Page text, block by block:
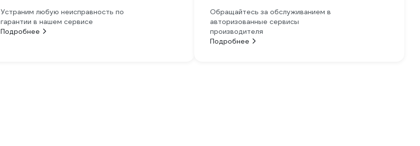
Устраним любую неисправность по
гарантии в нашем сервисе
Подробнее
Обращайтесь за обслуживанием в
авторизованные сервисы
производителя
Подробнее